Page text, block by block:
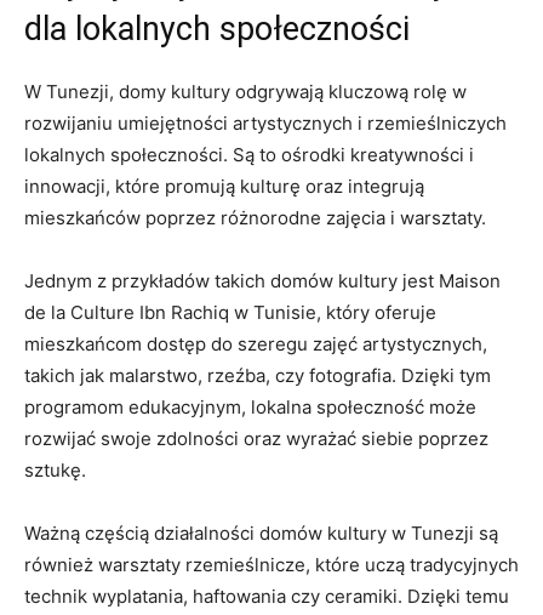
dla ‌lokalnych społeczności
W Tunezji, domy kultury odgrywają kluczową rolę ​w
rozwijaniu umiejętności ⁢artystycznych i rzemieślniczych
lokalnych społeczności. Są to ośrodki kreatywności i ​
innowacji, które promują kulturę oraz‍ integrują
mieszkańców poprzez różnorodne zajęcia i warsztaty.
Jednym z przykładów takich domów kultury jest Maison
de la Culture Ibn Rachiq w Tunisie, który oferuje
mieszkańcom dostęp do szeregu zajęć artystycznych,
takich jak malarstwo, rzeźba, czy fotografia. Dzięki tym
programom‌ edukacyjnym, lokalna społeczność może
rozwijać swoje zdolności oraz wyrażać siebie poprzez‌
sztukę.
Ważną częścią działalności domów kultury⁤ w Tunezji⁢ są
również‌ warsztaty rzemieślnicze, które‍ uczą tradycyjnych
technik wyplatania, haftowania czy ceramiki. Dzięki ⁣temu